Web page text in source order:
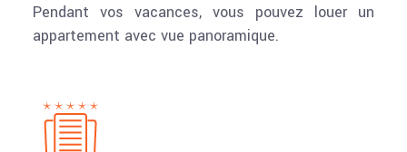
Pendant vos vacances, vous pouvez louer un
appartement avec vue panoramique.